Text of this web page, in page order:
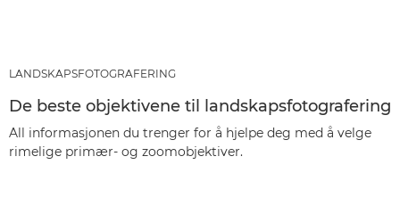
LANDSKAPSFOTOGRAFERING
De beste objektivene til landskapsfotografering
All informasjonen du trenger for å hjelpe deg med å velge
rimelige primær- og zoomobjektiver.